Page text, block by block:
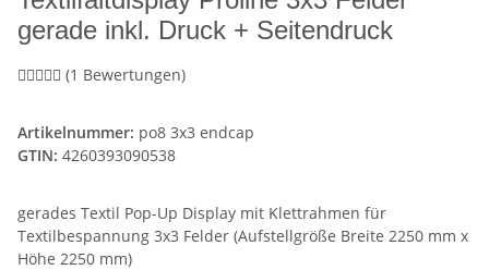
gerade inkl. Druck + Seitendruck
(1 Bewertungen)
Artikelnummer: po8 3x3 endcap
GTIN: 4260393090538
gerades Textil Pop-Up Display mit Klettrahmen für
Textilbespannung 3x3 Felder (Aufstellgröße Breite 2250 mm x
Höhe 2250 mm)